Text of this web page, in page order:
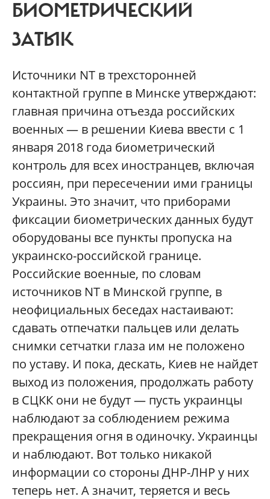
БИОМЕТРИЧЕСКИЙ
ЗАТЫК
Источники NT в трехсторонней
контактной группе в Минске утверждают:
главная причина отъезда российских
военных — в решении Киева ввести с 1
января 2018 года биометрический
контроль для всех иностранцев, включая
россиян, при пересечении ими границы
Украины. Это значит, что приборами
фиксации биометрических данных будут
оборудованы все пункты пропуска на
украинско-российской границе.
Российские военные, по словам
источников NT в Минской группе, в
неофициальных беседах настаивают:
сдавать отпечатки пальцев или делать
снимки сетчатки глаза им не положено
по уставу. И пока, дескать, Киев не найдет
выход из положения, продолжать работу
в СЦКК они не будут — пусть украинцы
наблюдают за соблюдением режима
прекращения огня в одиночку. Украинцы
и наблюдают. Вот только никакой
информации со стороны ДНР-ЛНР у них
теперь нет. А значит, теряется и весь